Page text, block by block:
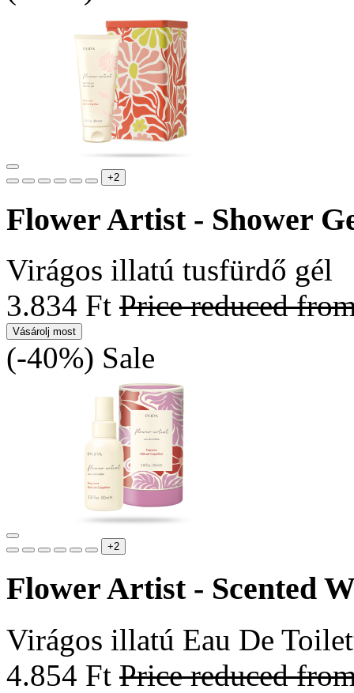
+2
Flower Artist - Shower
Virágos illatú tusfürdő gél
3.834 Ft Price reduced
Vásárolj most
(-40%) Sale
+2
Flower Artist - Scented
Virágos illatú Eau De
4.854 Ft Price reduced